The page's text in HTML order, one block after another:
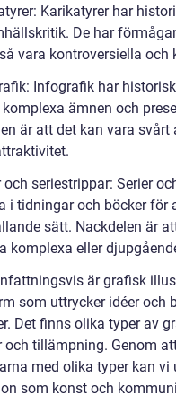
Karikatyrer har
De har
vara kontroversiella och
Infografik har
ämnen och
är att det kan vara
och seriestrippar: Serier
i tidningar och böcker för
sätt. Nackdelen är
komplexa eller
är grafisk
som uttrycker idéer och
Det finns olika typer av
och tillämpning. Genom
med olika typer kan
som konst och